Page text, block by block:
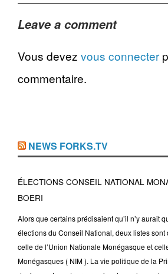
Leave a comment
Vous devez vous connecter
commentaire.
NEWS FORKS.TV
ÉLECTIONS CONSEIL NATIONAL
BOERI
Alors que certains prédisaient qu’il n’y aurait
élections du Conseil National, deux listes sont
celle de l’Union Nationale Monégasque et
Monégasques ( NIM ). La vie politique de la